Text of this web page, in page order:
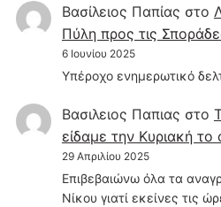
Βασίλειος Παπίας στο
Πύλη προς τις
6 Ιουνίου 2025
Υπέροχο ενημερωτικό
Βασιλειος Παπιας στο
είδαμε την Κυριακή
29 Απριλίου 2025
Επιβεβαιώνω όλα τα
Νίκου γιατί εκείνες τις